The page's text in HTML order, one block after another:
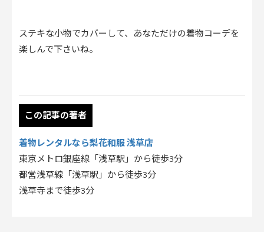
ステキな小物でカバーして、あなただけの着物コーデを
楽しんで下さいね。
この記事の著者
着物レンタルなら梨花和服 浅草店
東京メトロ銀座線「浅草駅」から徒歩3分
都営浅草線「浅草駅」から徒歩3分
浅草寺まで徒歩3分